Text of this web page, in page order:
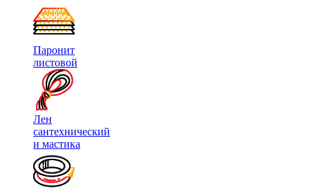
Паронит
листовой
Лен
сантехнический
и мастика